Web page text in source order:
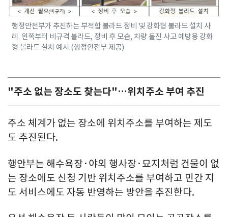
행정안전부가 추진하는 부적합 볼라드 정비 및 강화형 볼라드 설치 사
례. 왼쪽부터 비규격 볼라드, 정비 후 모습, 차량 돌진 사고 예방용 강화
형 볼라드 설치 예시.(행정안전부 제공)
"주소 없는 장소도 찾는다"…위치주소 부여 추진
주소 체계가 없는 장소에 위치주소를 부여하는 제도
도 추진된다.
행안부는 해수욕장·야외 행사장·묘지처럼 건물이 없
는 장소에도 신청 기반 위치주소를 부여하고 민간 지
도 서비스에도 자동 반영하는 방안을 추진한다.